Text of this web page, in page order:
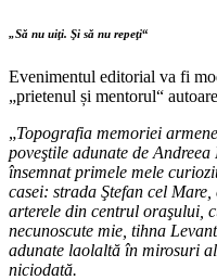
„Să nu uiţi. Şi să nu repeţi“
Evenimentul editorial va fi
„prietenul și mentorul“
„Topografia memoriei
poveştile adunate de
însemnat primele mele
casei: strada Ştefan cel
arterele din centrul oraşului,
necunoscute mie, tihna
adunate laolaltă în mirosuri
niciodată.